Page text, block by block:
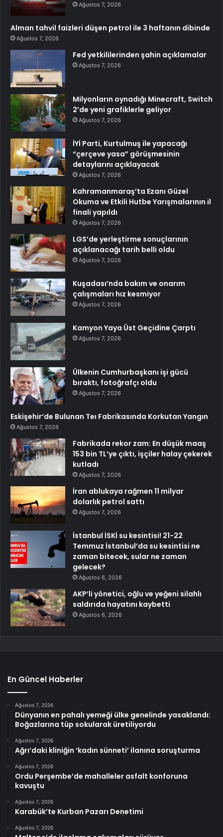
Ağustos 7, 2026
Alman tahvil faizleri düşen petrol ile 3 haftanın dibinde
Ağustos 7, 2026
Fed yetkililerinden şahin açıklamalar
Ağustos 7, 2026
Milyonların oynadığı Minecraft, Switch
2’de yeni grafiklerle geliyor
Ağustos 7, 2026
İYİ Parti, Kurtulmuş ile yapacağı
“çerçeve yasa” görüşmesinin
detaylarını açıklayacak
Ağustos 7, 2026
Kahramanmaraş’ta Ezanı Güzel
Okuma ve Etkili Hutbe Yarışmalarının il
finali yapıldı
Ağustos 7, 2026
LGS’de yerleştirme sonuçlarının
açıklanacağı tarih belli oldu
Ağustos 7, 2026
Kuşadası’nda bakım ve onarım
çalışmaları hız kesmiyor
Ağustos 7, 2026
Kamyon Yaya Üst Geçidine Çarptı
Ağustos 7, 2026
Ülkenin Cumhurbaşkanı işi gücü
bıraktı, fotoğrafçı oldu
Ağustos 7, 2026
Eskişehir’de Bulunan Teı Fabrikasında Korkutan Yangın
Ağustos 7, 2026
Fabrikada rekor zam: En düşük maaş
153 bin TL’ye çıktı, işçiler halay çekerek
kutladı
Ağustos 7, 2026
İran ablukaya rağmen 11 milyar
dolarlık petrol sattı
Ağustos 7, 2026
İstanbul İSKİ su kesintisi! 21-22
Temmuz İstanbul’da su kesintisi ne
zaman bitecek, sular ne zaman
gelecek?
Ağustos 6, 2026
AKP’li yönetici, oğlu ve yeğeni silahlı
saldırıda hayatını kaybetti
Ağustos 6, 2026
En Güncel Haberler
Ağustos 7, 2026
Dünyanın en pahalı yemeği ülke genelinde yasaklandı:
Boğazlarına tüp sokularak üretiliyordu
Ağustos 7, 2026
Ağrı’daki kliniğin ‘kadın sünneti’ ilanına soruşturma
Ağustos 7, 2026
Ordu Perşembe’de mahalleler asfalt konforuna
kavuştu
Ağustos 7, 2026
Karabük’te Kurban Pazarı Denetimi
Ağustos 7, 2026